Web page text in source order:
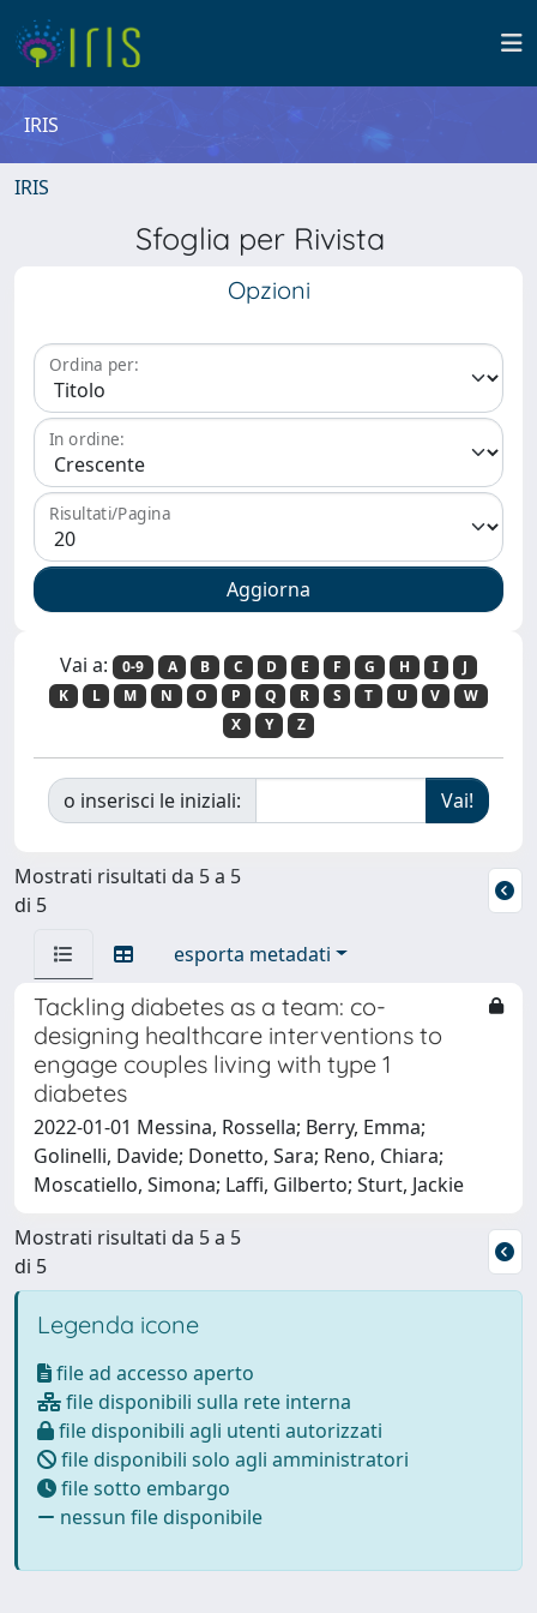
IRIS
IRIS
Sfoglia per Rivista
Opzioni
Ordina per:
In ordine:
Risultati/Pagina
Vai a: 0-9 A B C D E F G H I
J
K
L M N O P Q R S T U V
W
X
Y Z
o inserisci le iniziali:
Mostrati risultati da 5 a 5
di 5
esporta metadati
Tackling diabetes as a team: co-
designing healthcare interventions to
engage couples living with type 1
diabetes
2022-01-01 Messina, Rossella; Berry, Emma;
Golinelli, Davide; Donetto, Sara; Reno, Chiara;
Moscatiello, Simona; Laffi, Gilberto; Sturt, Jackie
Mostrati risultati da 5 a 5
di 5
Legenda icone
file ad accesso aperto
file disponibili sulla rete interna
file disponibili agli utenti autorizzati
file disponibili solo agli amministratori
file sotto embargo
nessun file disponibile